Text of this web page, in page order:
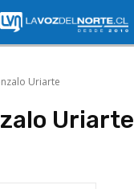
Uriarte
Uriarte